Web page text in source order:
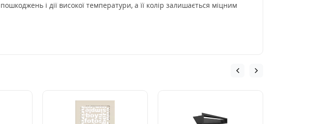
і дії високої температури, а її колір залишається міцним